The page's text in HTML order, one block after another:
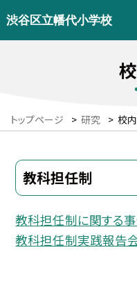
渋谷区立幡代小学校
トップページ > 研究 > 校
教科担任制
教科担任制に関する
教科担任制実践報告会